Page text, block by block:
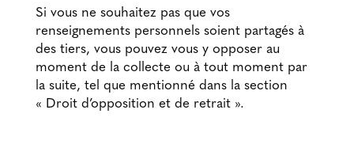
Si vous ne souhaitez pas que vos
renseignements personnels soient partagés à
des tiers, vous pouvez vous y opposer au
moment de la collecte ou à tout moment par
la suite, tel que mentionné dans la section
« Droit d’opposition et de retrait ».